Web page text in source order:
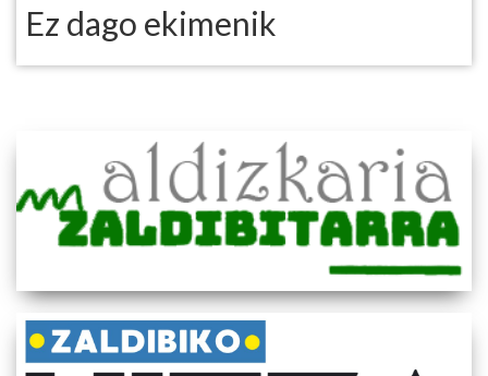
Ez dago ekimenik